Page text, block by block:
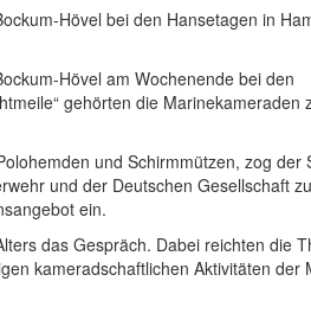
Hövel bei den Hansetagen in
Hövel am Wochenende bei den
gehörten die Marinekameraden
und Schirmmützen, zog der
und der Deutschen Gesellschaft
ein.
das Gespräch. Dabei reichten die
kameradschaftlichen Aktivitäten der